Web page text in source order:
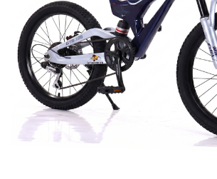
Pilote cu blăniță